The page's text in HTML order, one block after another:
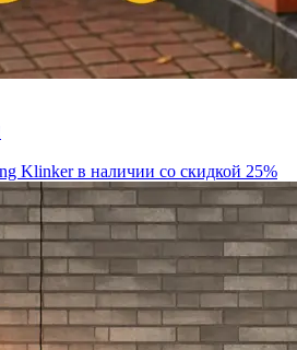
Klinker в наличии со скидкой 25%